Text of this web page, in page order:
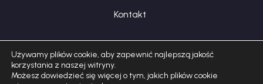
Kontakt
Używamy plików cookie, aby zapewnić najlepszą jakość
korzystania z naszej witryny.
Możesz dowiedzieć się więcej o tym, jakich plików cookie